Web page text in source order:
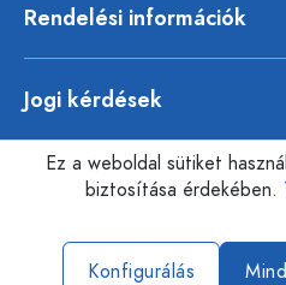
Rendelési információk
Jogi kérdések
Ez a weboldal sütiket
biztosítása érdekében.
Konfigurálás